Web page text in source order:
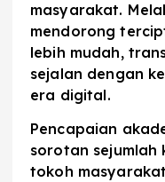
masyarakat.
mendorong
lebih mudah,
sejalan dengan
era digital.
Pencapaian
sorotan sejumlah
tokoh